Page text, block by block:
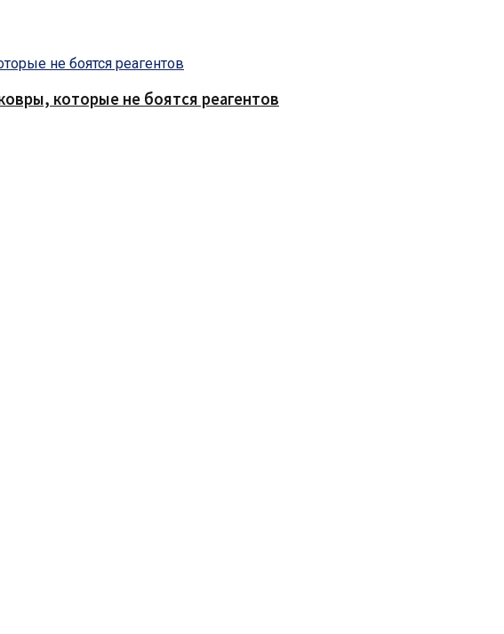
которые не боятся реагентов